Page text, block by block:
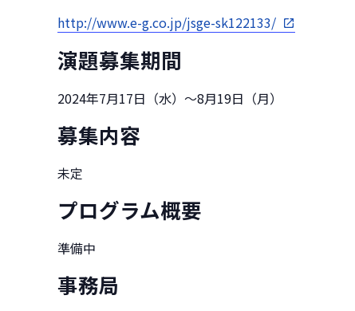
http://www.e-g.co.jp/jsge-sk122133/
演題募集期間
2024年7月17日（水）～8月19日（月）
募集内容
未定
プログラム概要
準備中
事務局